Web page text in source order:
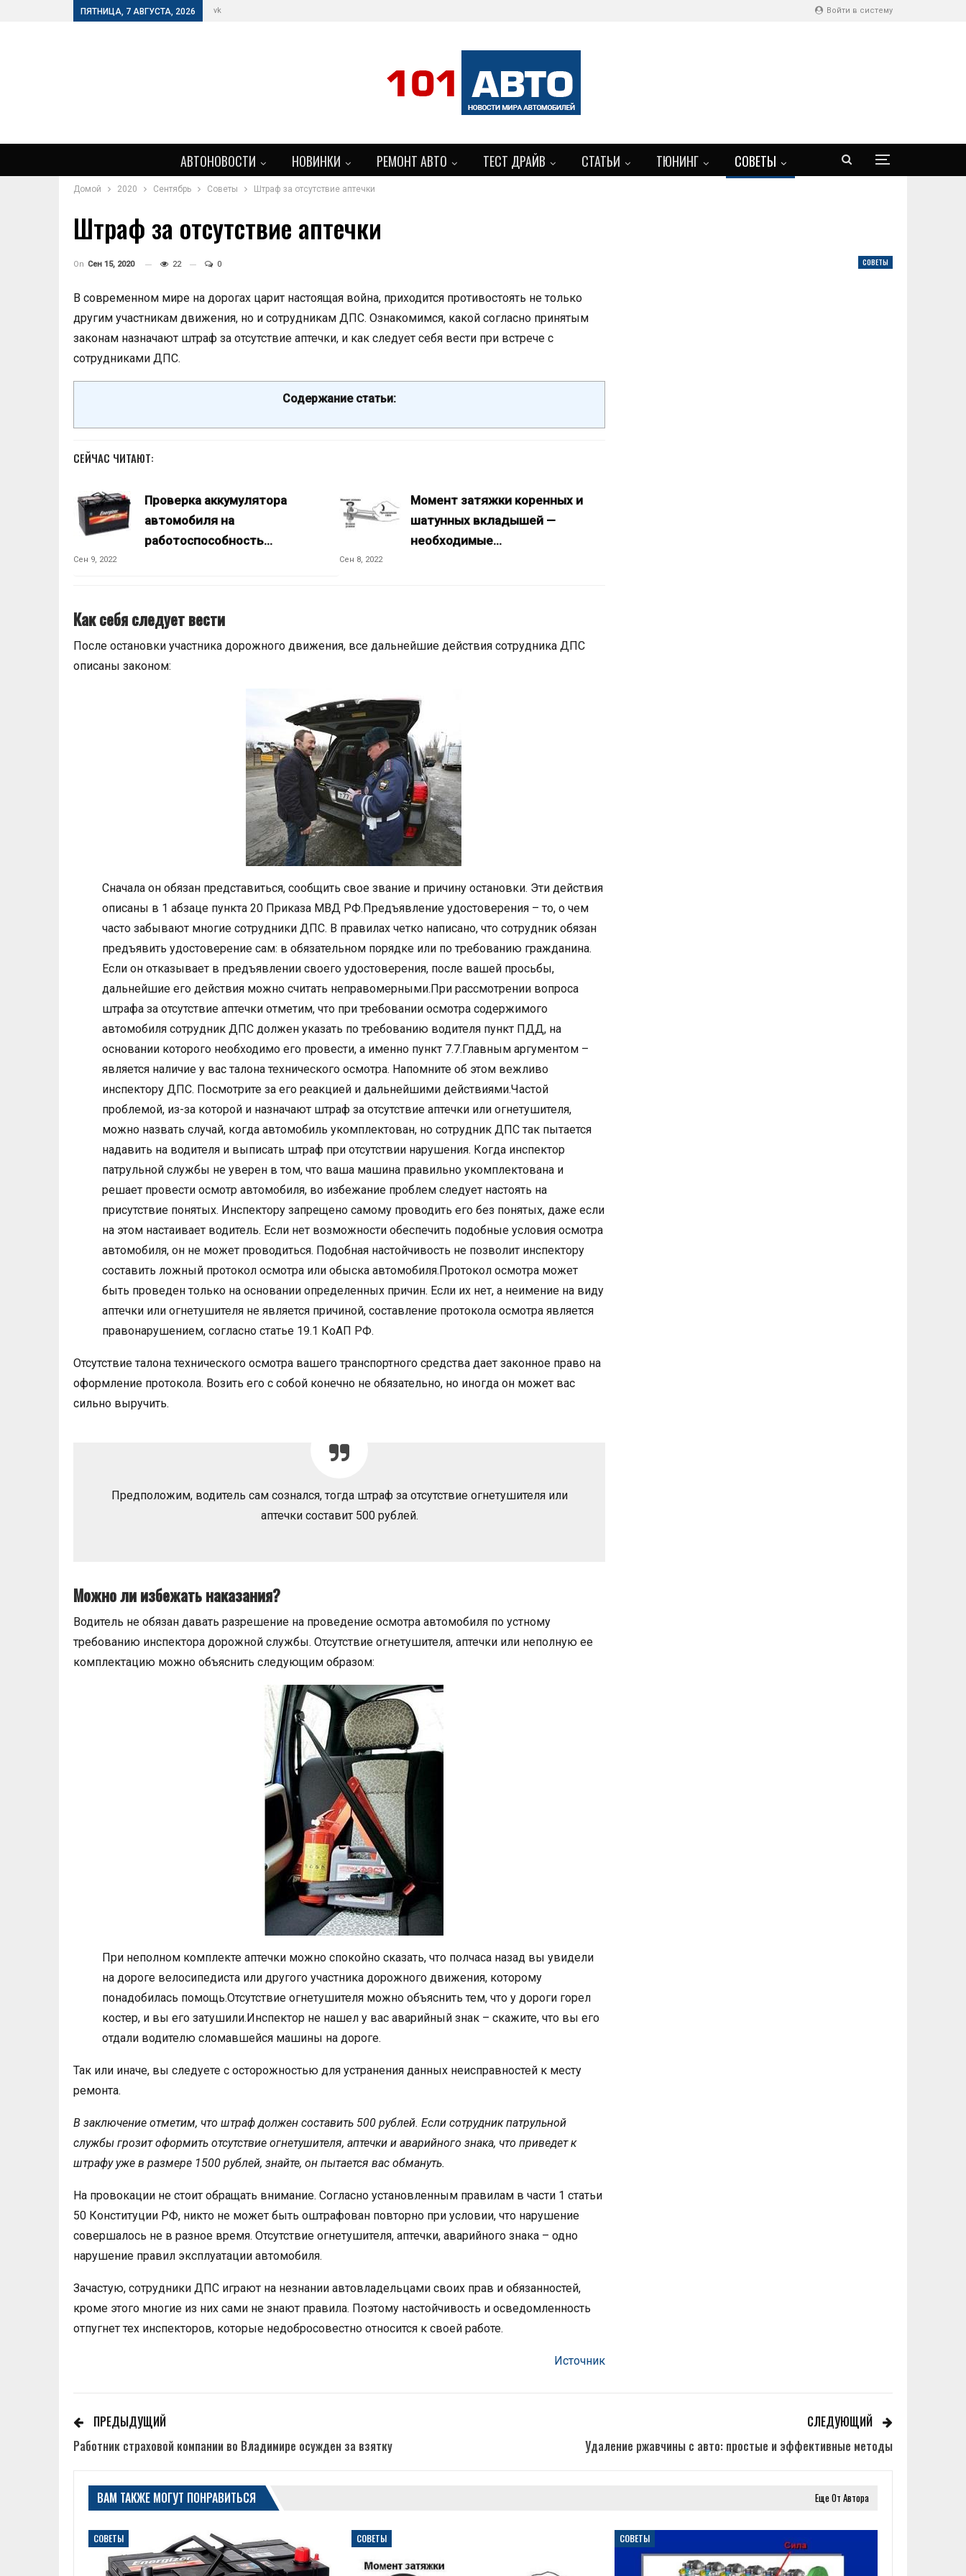
Войти в систему
ПЯТНИЦА, 7 АВГУСТА, 2026 vk
АВТОНОВОСТИ НОВИНКИ РЕМОНТ АВТО ТЕСТ ДРАЙВ СТАТЬИ ТЮНИНГ
СОВЕТЫ
Домой 2020 Сентябрь Советы Штраф за отсутствие аптечки
Штраф за отсутствие аптечки
СОВЕТЫ
On Сен 15, 2020 22 0
В современном мире на дорогах царит настоящая война, приходится противостоять не только
другим участникам движения, но и сотрудникам ДПС. Ознакомимся, какой согласно принятым
законам назначают штраф за отсутствие аптечки, и как следует себя вести при встрече с
сотрудниками ДПС.
Содержание статьи:
СЕЙЧАС ЧИТАЮТ:
Проверка аккумулятора
автомобиля на
работоспособность…
Сен 9, 2022
Момент затяжки коренных и
шатунных вкладышей —
необходимые…
Сен 8, 2022
Как себя следует вести
После остановки участника дорожного движения, все дальнейшие действия сотрудника ДПС
описаны законом:
Сначала он обязан представиться, сообщить свое звание и причину остановки. Эти действия
описаны в 1 абзаце пункта 20 Приказа МВД РФ.Предъявление удостоверения – то, о чем
часто забывают многие сотрудники ДПС. В правилах четко написано, что сотрудник обязан
предъявить удостоверение сам: в обязательном порядке или по требованию гражданина.
Если он отказывает в предъявлении своего удостоверения, после вашей просьбы,
дальнейшие его действия можно считать неправомерными.При рассмотрении вопроса
штрафа за отсутствие аптечки отметим, что при требовании осмотра содержимого
автомобиля сотрудник ДПС должен указать по требованию водителя пункт ПДД, на
основании которого необходимо его провести, а именно пункт 7.7.Главным аргументом –
является наличие у вас талона технического осмотра. Напомните об этом вежливо
инспектору ДПС. Посмотрите за его реакцией и дальнейшими действиями.Частой
проблемой, из-за которой и назначают штраф за отсутствие аптечки или огнетушителя,
можно назвать случай, когда автомобиль укомплектован, но сотрудник ДПС так пытается
надавить на водителя и выписать штраф при отсутствии нарушения. Когда инспектор
патрульной службы не уверен в том, что ваша машина правильно укомплектована и
решает провести осмотр автомобиля, во избежание проблем следует настоять на
присутствие понятых. Инспектору запрещено самому проводить его без понятых, даже если
на этом настаивает водитель. Если нет возможности обеспечить подобные условия осмотра
автомобиля, он не может проводиться. Подобная настойчивость не позволит инспектору
составить ложный протокол осмотра или обыска автомобиля.Протокол осмотра может
быть проведен только на основании определенных причин. Если их нет, а неимение на виду
аптечки или огнетушителя не является причиной, составление протокола осмотра является
правонарушением, согласно статье 19.1 КоАП РФ.
Отсутствие талона технического осмотра вашего транспортного средства дает законное право на
оформление протокола. Возить его с собой конечно не обязательно, но иногда он может вас
сильно выручить.
Предположим, водитель сам сознался, тогда штраф за отсутствие огнетушителя или
аптечки составит 500 рублей.
Можно ли избежать наказания?
Водитель не обязан давать разрешение на проведение осмотра автомобиля по устному
требованию инспектора дорожной службы. Отсутствие огнетушителя, аптечки или неполную ее
комплектацию можно объяснить следующим образом:
При неполном комплекте аптечки можно спокойно сказать, что полчаса назад вы увидели
на дороге велосипедиста или другого участника дорожного движения, которому
понадобилась помощь.Отсутствие огнетушителя можно объяснить тем, что у дороги горел
костер, и вы его затушили.Инспектор не нашел у вас аварийный знак – скажите, что вы его
отдали водителю сломавшейся машины на дороге.
Так или иначе, вы следуете с осторожностью для устранения данных неисправностей к месту
ремонта.
В заключение отметим, что штраф должен составить 500 рублей. Если сотрудник патрульной
службы грозит оформить отсутствие огнетушителя, аптечки и аварийного знака, что приведет к
штрафу уже в размере 1500 рублей, знайте, он пытается вас обмануть.
На провокации не стоит обращать внимание. Согласно установленным правилам в части 1 статьи
50 Конституции РФ, никто не может быть оштрафован повторно при условии, что нарушение
совершалось не в разное время. Отсутствие огнетушителя, аптечки, аварийного знака – одно
нарушение правил эксплуатации автомобиля.
Зачастую, сотрудники ДПС играют на незнании автовладельцами своих прав и обязанностей,
кроме этого многие из них сами не знают правила. Поэтому настойчивость и осведомленность
отпугнет тех инспекторов, которые недобросовестно относится к своей работе.
Источник
ПРЕДЫДУЩИЙ
Работник страховой компании во Владимире осужден за взятку
СЛЕДУЮЩИЙ
Удаление ржавчины с авто: простые и эффективные методы
ВАМ ТАКЖЕ МОГУТ ПОНРАВИТЬСЯ Еще От Автора
СОВЕТЫ СОВЕТЫ СОВЕТЫ